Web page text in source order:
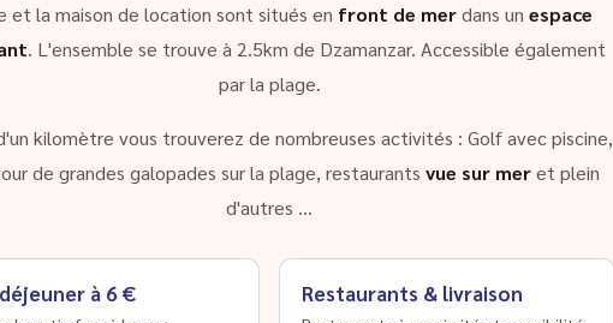
et la maison de location sont situés en front de merdans un espace
. L'ensemble se trouve à 2.5km de Dzamanzar. Accessible également
par la plage.
kilomètre vous trouverez de nombreuses activités : Golf avec piscine,
de grandes galopades sur la plage, restaurants vue sur meret plein
d'autres …
à 6 € Restaurants & livraison